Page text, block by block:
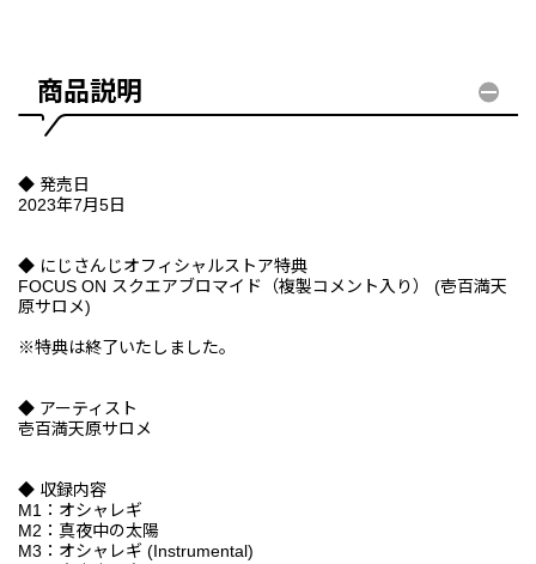
商品説明
◆ 発売日
2023年7月5日
◆ にじさんじオフィシャルストア特典
FOCUS ON スクエアブロマイド（複製コメント入り） (壱百満天
原サロメ)
※特典は終了いたしました。
◆ アーティスト
壱百満天原サロメ
◆ 収録内容
M1：オシャレギ
M2：真夜中の太陽
M3：オシャレギ (Instrumental)